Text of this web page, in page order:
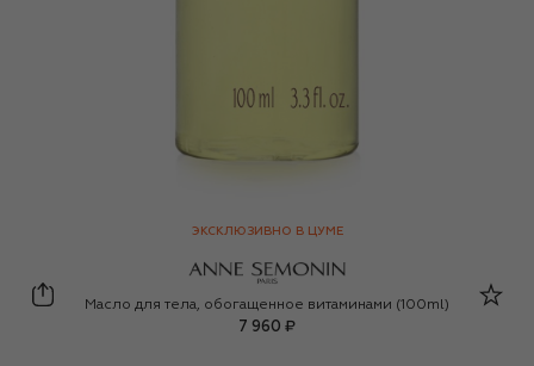
ЭКСКЛЮЗИВНО В ЦУМЕ
Anne Semonin
Масло для тела, обогащенное витаминами (100ml)
7 960 ₽